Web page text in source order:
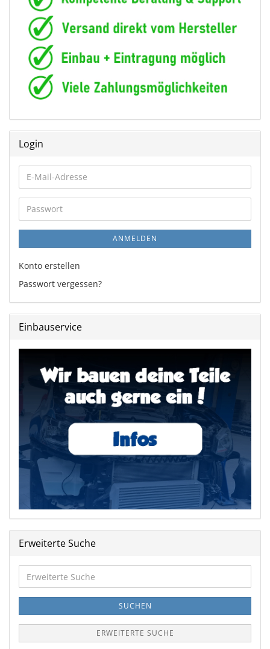
Login
E-
Mail-
Adresse
Passwort
ANMELDEN
Konto erstellen
Passwort vergessen?
Einbauservice
Erweiterte Suche
Suche
SUCHEN
ERWEITERTE SUCHE